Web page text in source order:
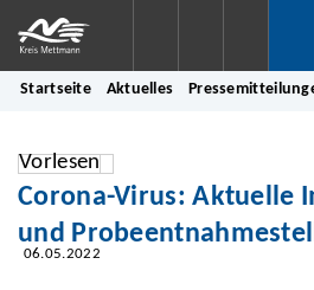
Startseite Aktuelles
Vorlesen
Corona-Virus: Aktuelle
und
06.05.2022